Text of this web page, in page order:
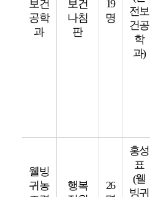
보건
공학
과
보건
나침
판
19
명
전보
건공
학
과)
웰빙
귀농
행복
26
홍성
표
(웰
빙귀